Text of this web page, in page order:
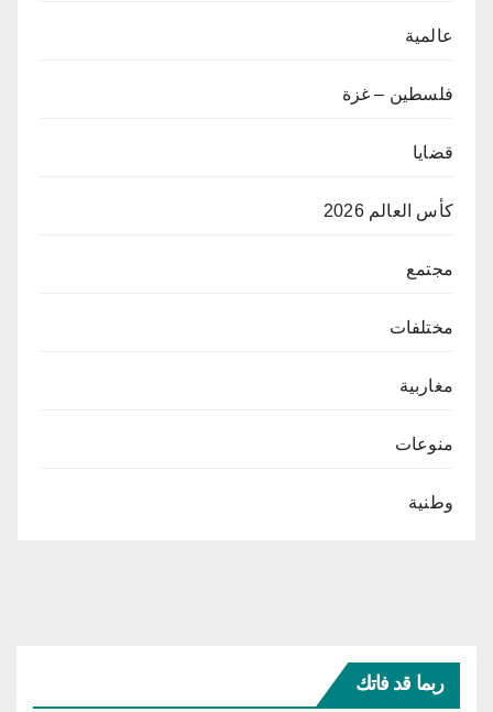
عالمية
فلسطين – غزة
قضايا
كأس العالم 2026
مجتمع
مختلفات
مغاربية
منوعات
وطنية
ربما قد فاتك